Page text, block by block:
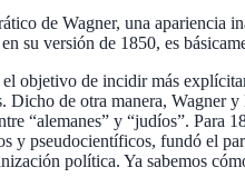
de Wagner, una apariencia
su versión de 1850, es
objetivo de incidir más
de otra manera, Wagner
“alemanes” y “judíos”. Para
y pseudocientíficos, fundó el
política. Ya sabemos